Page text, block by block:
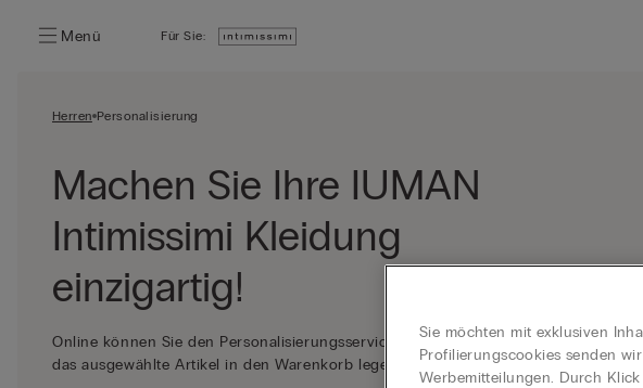
Menü Für Sie:
Herren Personalisierung
Machen Sie Ihre IUMAN
Intimissimi Kleidung
einzigartig!
Online können Sie den Personalisierungsservice auswählen, bevor Sie
das ausgewählte Artikel in den Warenkorb legen.
Sie möchten mit exklusiven
Profilierungscookies senden
Werbemitteilungen. Durch